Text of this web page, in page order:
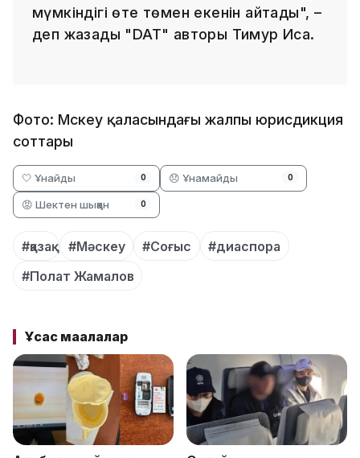
мүмкіндігі өте төмен екенін айтады", –
деп жазады "DAT" авторы Тимур Иса.
Фото: Мәскеу қаласындағы жалпы юрисдикция
соттары
🤍 Ұнайды 0 😞 Ұнамайды 0
😡 Шектен шыққан 0
#қазақ #Мәскеу #Соғыс
#диаспора
#Полат Жамалов
Ұқсас мақалалар